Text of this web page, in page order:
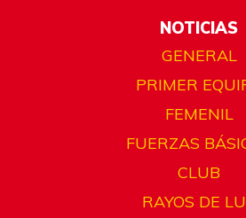
NOTICIAS
GENERAL
PRIMER
FEMENIL
FUERZAS
CLUB
RAYOS DE